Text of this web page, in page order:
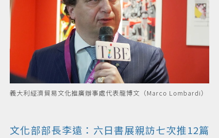
義大利經濟貿易文化推廣辦事處代表龍博文（Marco Lombardi）
文化部部長李遠：六日書展親訪七次推12篇